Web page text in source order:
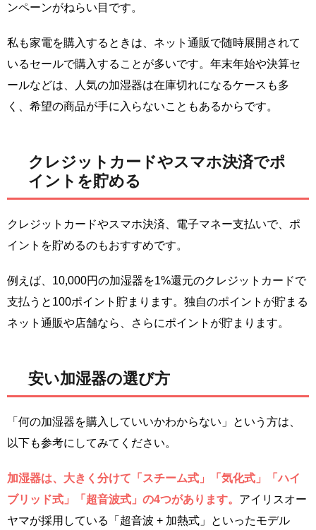
ンペーンがねらい目です。
私も家電を購入するときは、ネット通販で随時展開されて
いるセールで購入することが多いです。年末年始や決算セ
ールなどは、人気の加湿器は在庫切れになるケースも多
く、希望の商品が手に入らないこともあるからです。
クレジットカードやスマホ決済でポ
イントを貯める
クレジットカードやスマホ決済、電子マネー支払いで、ポ
イントを貯めるのもおすすめです。
例えば、10,000円の加湿器を1%還元のクレジットカードで
支払うと100ポイント貯まります。独自のポイントが貯まる
ネット通販や店舗なら、さらにポイントが貯まります。
安い加湿器の選び方
「何の加湿器を購入していいかわからない」という方は、
以下も参考にしてみてください。
加湿器は、大きく分けて「スチーム式」「気化式」「ハイ
ブリッド式」「超音波式」の4つがあります。 アイリスオー
ヤマが採用している「超音波 + 加熱式」といったモデル